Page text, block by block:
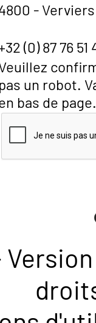
-
(0) 87 76 51
pas un robot.
bas de page.